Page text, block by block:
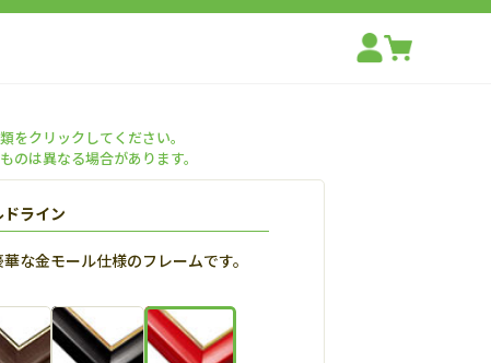
をクリックしてください。
のは異なる場合があります。
ライン
な金モール仕様のフレームです。